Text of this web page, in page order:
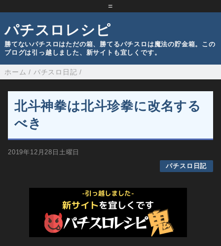
=
パチスロレシピ
勝てないパチスロはただの箱、勝てるパチスロは魔法の貯金箱。この
ブログは引っ越しました、新サイトも宜しくです。
ホーム / パチスロ日記 /
北斗神拳は北斗珍拳に改名する
べき
2019年12月28日土曜日
パチスロ日記